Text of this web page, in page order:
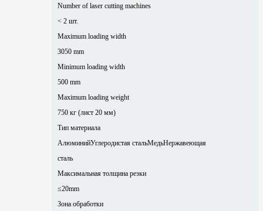
Number of laser cutting machines
< 2 шт.
Maximum loading width
3050 mm
Minimum loading width
500 mm
Maximum loading weight
750 кг (лист 20 мм)
Тип материала
АлюминийУглеродистая стальМедьНержавеющая
сталь
Максимальная толщина резки
≤20mm
Зона обработки